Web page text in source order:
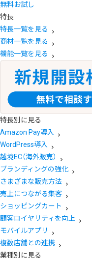
無料お試し
特長
特長一覧を見る
商材一覧を見る
機能一覧を見る
特長別に見る
Amazon Pay導入
WordPress導入
越境EC（海外販売）
ブランディングの強化
さまざまな販売方法
売上につながる集客
ショッピングカート
顧客ロイヤリティを向上
モバイルアプリ
複数店舗との連携
業種別に見る